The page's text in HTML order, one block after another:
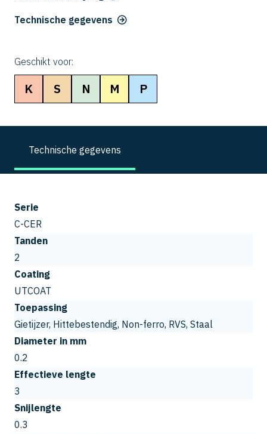
Technische gegevens
Geschikt voor:
K S N M P
Technische gegevens
Serie
C-CER
Tanden
2
Coating
UTCOAT
Toepassing
Gietijzer, Hittebestendig, Non-ferro, RVS, Staal
Diameter in mm
0.2
Effectieve lengte
3
Snijlengte
0.3